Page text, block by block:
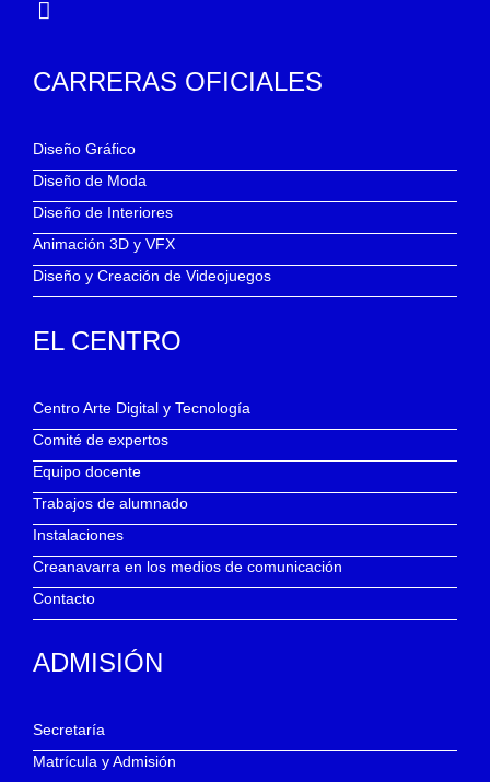
CARRERAS OFICIALES
Diseño Gráfico
Diseño de Moda
Diseño de Interiores
Animación 3D y VFX
Diseño y Creación de Videojuegos
EL CENTRO
Centro Arte Digital y Tecnología
Comité de expertos
Equipo docente
Trabajos de alumnado
Instalaciones
Creanavarra en los medios de comunicación
Contacto
ADMISIÓN
Secretaría
Matrícula y Admisión